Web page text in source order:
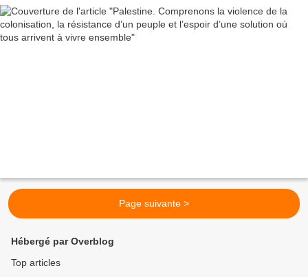
Page suivante >
Hébergé par Overblog
Top articles